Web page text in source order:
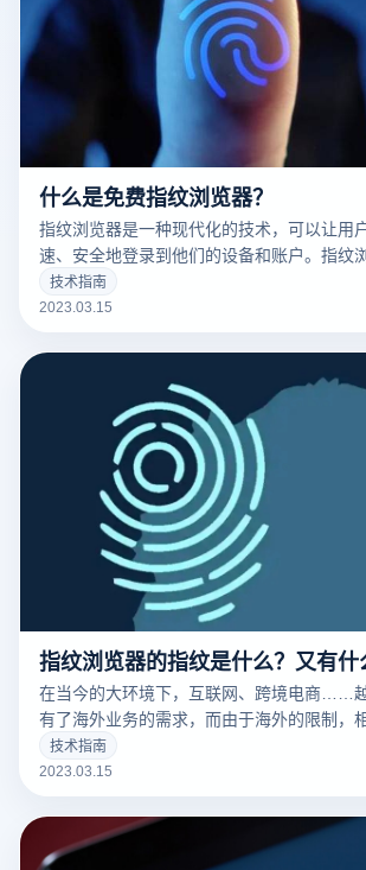
什么是免费指纹浏览器？
指纹浏览器是一种现代化的技术，可以让用
速、安全地登录到他们的设备和账户。指纹
现代科技的标志之一，并且越来越多的人开
技术指南
2023.03.15
指纹浏览器的指纹是什么？又有什
在当今的大环境下，互联网、跨境电商……
有了海外业务的需求，而由于海外的限制，
针对不同的工作内容用到不同的IP，这时候
器。要清楚的了解什么是指纹浏览器之前，
很大的不同
技术指南
2023.03.15